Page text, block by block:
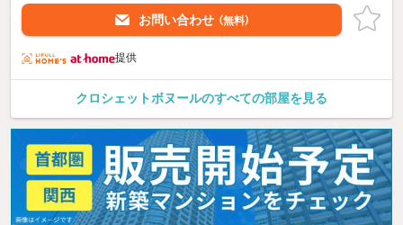
お問い合わせ （無料）
提供
クロシェットボヌールのすべての部屋を見る